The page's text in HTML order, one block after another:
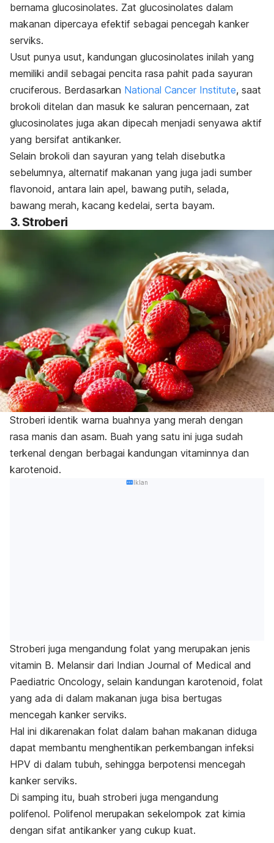
bernama glucosinolates. Zat glucosinolates dalam
makanan dipercaya efektif sebagai pencegah kanker
serviks.
Usut punya usut, kandungan glucosinolates inilah yang
memiliki andil sebagai pencita rasa pahit pada sayuran
cruciferous. Berdasarkan National Cancer Institute, saat
brokoli ditelan dan masuk ke saluran pencernaan, zat
glucosinolates juga akan dipecah menjadi senyawa aktif
yang bersifat antikanker.
Selain brokoli dan sayuran yang telah disebutka
sebelumnya, alternatif makanan yang juga jadi sumber
flavonoid, antara lain apel, bawang putih, selada,
bawang merah, kacang kedelai, serta bayam.
3. Stroberi
Stroberi identik warna buahnya yang merah dengan
rasa manis dan asam. Buah yang satu ini juga sudah
terkenal dengan berbagai kandungan vitaminnya dan
karotenoid.
Iklan
Stroberi juga mengandung folat yang merupakan jenis
vitamin B. Melansir dari Indian Journal of Medical and
Paediatric Oncology, selain kandungan karotenoid, folat
yang ada di dalam makanan juga bisa bertugas
mencegah kanker serviks.
Hal ini dikarenakan folat dalam bahan makanan diduga
dapat membantu menghentikan perkembangan infeksi
HPV di dalam tubuh, sehingga berpotensi mencegah
kanker serviks.
Di samping itu, buah stroberi juga mengandung
polifenol. Polifenol merupakan sekelompok zat kimia
dengan sifat antikanker yang cukup kuat.